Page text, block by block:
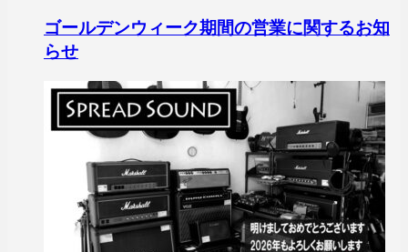
ゴールデンウィーク期間の営業に関するお知
らせ